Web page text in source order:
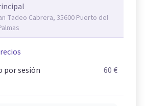
Tadeo Cabrera, 35600 Puerto del
por sesión
60 €